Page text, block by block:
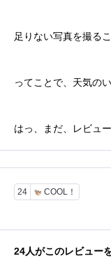
足りない写真を撮るこ
ってことで、天気の
はっ、まだ、レビュ
24 COOL！
24人がこのレビュー